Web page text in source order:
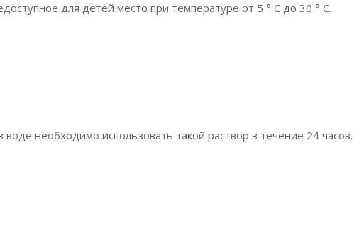
для детей место при температуре от 5 ° С до 30 ° С.
воде необходимо использовать такой раствор в течение 24 часов.